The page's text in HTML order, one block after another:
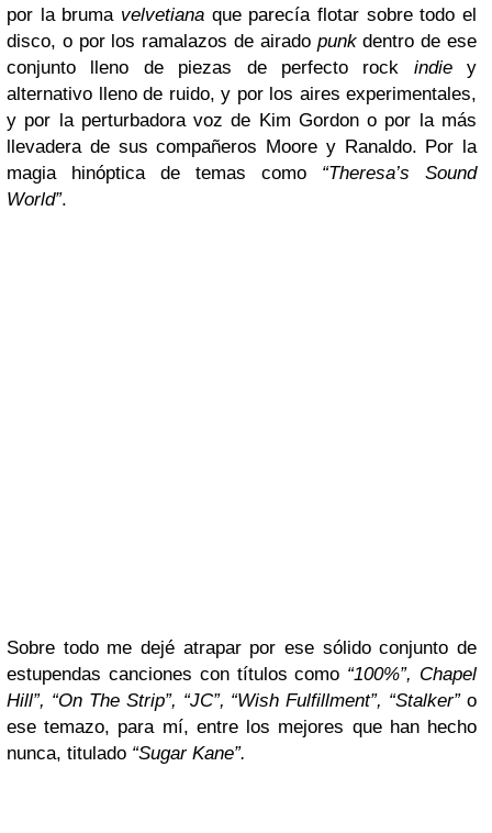
por la bruma velvetiana que parecía flotar sobre todo el
disco, o por los ramalazos de airado punkdentro de ese
conjunto lleno de piezas de perfecto rock indiey
alternativo lleno de ruido, y por los aires experimentales,
y por la perturbadora voz de Kim Gordon o por la más
llevadera de sus compañeros Moore y Ranaldo. Por la
magia hinóptica de temas como “Theresa’s Sound
World”.
Sobre todo me dejé atrapar por ese sólido conjunto de
estupendas canciones con títulos como “100%”, Chapel
Hill”, “On The Strip”, “JC”, “Wish Fulfillment”, “Stalker”o
ese temazo, para mí, entre los mejores que han hecho
nunca, titulado “Sugar Kane”.